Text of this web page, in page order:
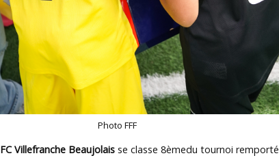
Photo FFF
FC Villefranche Beaujolais se classe 8èmedu tournoi remporté